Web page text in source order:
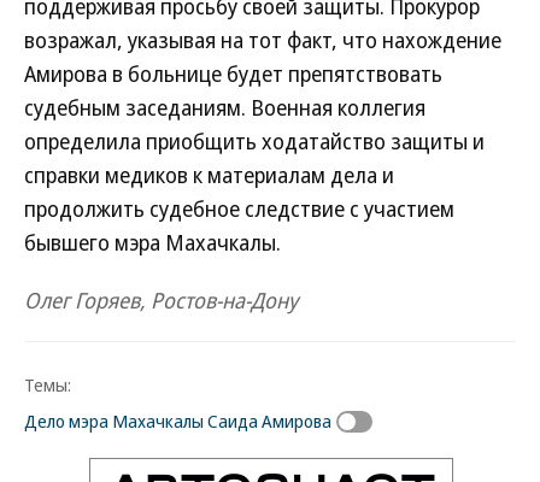
возражал, указывая на тот факт, что нахождение
Амирова в больнице будет препятствовать
судебным заседаниям. Военная коллегия
определила приобщить ходатайство защиты и
справки медиков к материалам дела и
продолжить судебное следствие с участием
бывшего мэра Махачкалы.
Олег Горяев, Ростов-на-Дону
Темы:
Дело мэра Махачкалы Саида Амирова